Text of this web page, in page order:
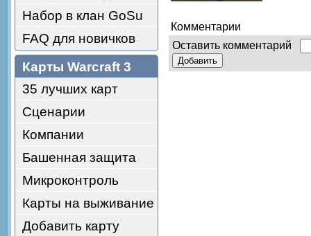
Набор в клан GoSu
FAQ для новичков
Карты Warcraft 3
35 лучших карт
Сценарии
Компании
Башенная защита
Микроконтроль
Карты на выживание
Добавить карту
Комментарии
Оставить комментарий